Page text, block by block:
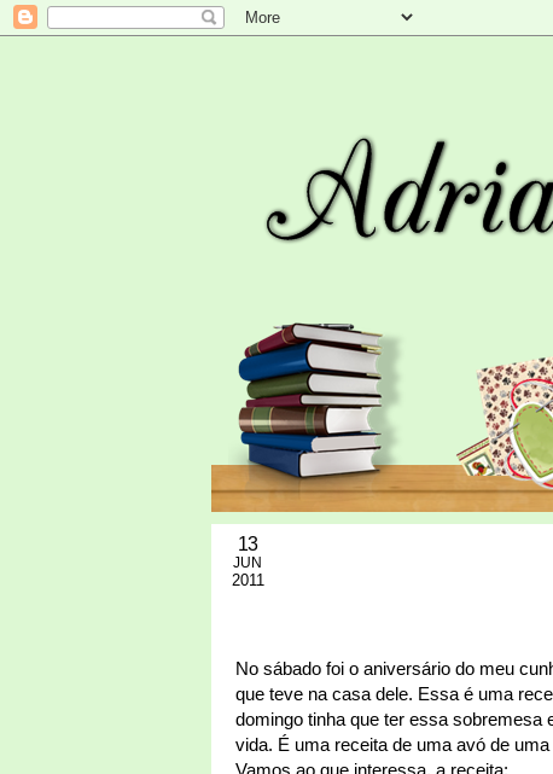
13
JUN
2011
No sábado foi o aniversário do meu
que teve na casa dele. Essa é uma
domingo tinha que ter essa sobremesa
vida. É uma receita de uma avó de
Vamos ao que interessa, a receita: